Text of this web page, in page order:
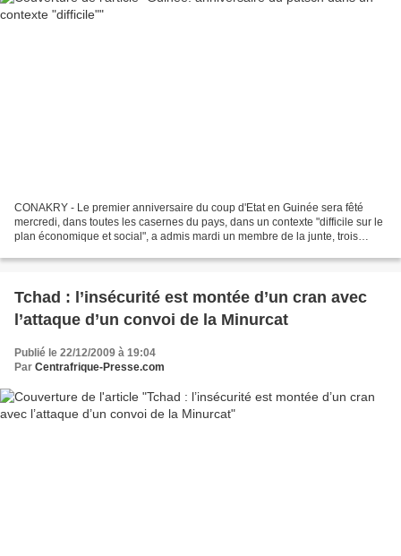
CONAKRY - Le premier anniversaire du coup d'Etat en Guinée sera fêté
mercredi, dans toutes les casernes du pays, dans un contexte "difficile sur le
plan économique et social", a admis mardi un membre de la junte, trois
Tchad : l’insécurité est montée d’un cran avec
l’attaque d’un convoi de la Minurcat
Publié le 22/12/2009 à 19:04
Par Centrafrique-Presse.com